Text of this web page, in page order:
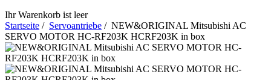
Ihr Warenkorb ist leer
Startseite / Servoantriebe / NEW&ORIGINAL Mitsubishi AC
SERVO MOTOR HC-RF203K HCRF203K in box